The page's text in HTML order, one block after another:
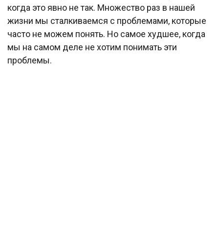
когда это явно не так. Множество раз в нашей
жизни мы сталкиваемся с проблемами, которые
часто не можем понять. Но самое худшее, когда
мы на самом деле не хотим понимать эти
проблемы.